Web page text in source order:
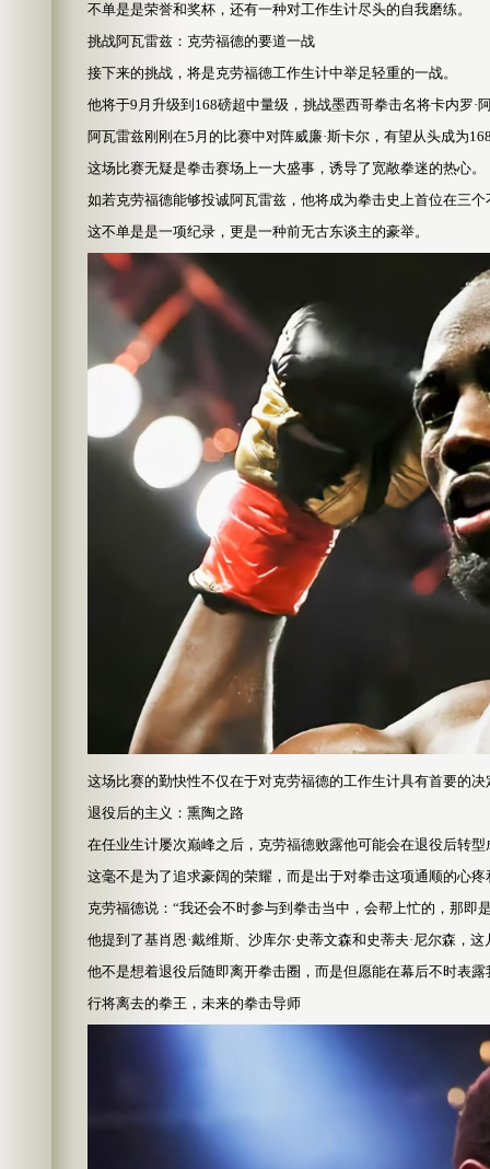
不单是是荣誉和奖杯，还有一种对工作生计尽头的自我磨练。
挑战阿瓦雷兹：克劳福德的要道一战
接下来的挑战，将是克劳福德工作生计中举足轻重的一战。
他将于9月升级到168磅超中量级，挑战墨西哥拳击名将卡内罗·
阿瓦雷兹刚刚在5月的比赛中对阵威廉·斯卡尔，有望从头成为
这场比赛无疑是拳击赛场上一大盛事，诱导了宽敞拳迷的热心。
如若克劳福德能够投诚阿瓦雷兹，他将成为拳击史上首位在三
这不单是是一项纪录，更是一种前无古东谈主的豪举。
这场比赛的勤快性不仅在于对克劳福德的工作生计具有首要的
退役后的主义：熏陶之路
在任业生计屡次巅峰之后，克劳福德败露他可能会在退役后转
这毫不是为了追求豪阔的荣耀，而是出于对拳击这项通顺的心
克劳福德说：“我还会不时参与到拳击当中，会帮上忙的，那即
他提到了基肖恩·戴维斯、沙库尔·史蒂文森和史蒂夫·尼尔森，
他不是想着退役后随即离开拳击圈，而是但愿能在幕后不时表
行将离去的拳王，未来的拳击导师